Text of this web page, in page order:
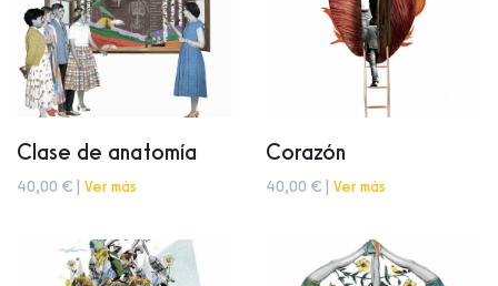
Clase de anatomía
40,00 € | Ver más
Corazón
40,00 € | Ver más